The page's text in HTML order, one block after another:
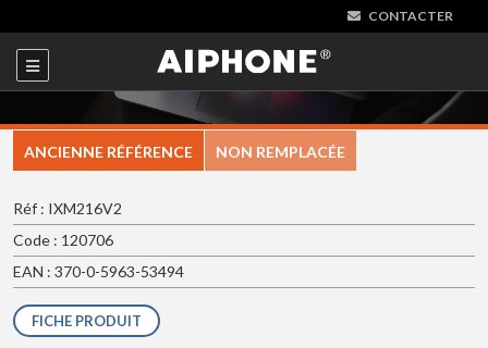
CONTACTER
ANCIENNE RÉFÉRENCE NON REMPLACÉE
Réf : IXM216V2
Code : 120706
EAN : 370-0-5963-53494
FICHE PRODUIT